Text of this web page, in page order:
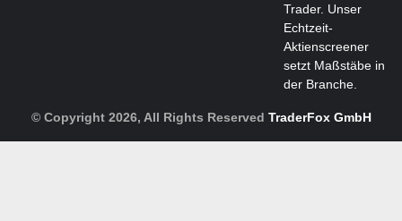
Trader. Unser
Echtzeit-
Aktienscreener
setzt Maßstäbe in
der Branche.
© Copyright 2026, All Rights Reserved TraderFox GmbH